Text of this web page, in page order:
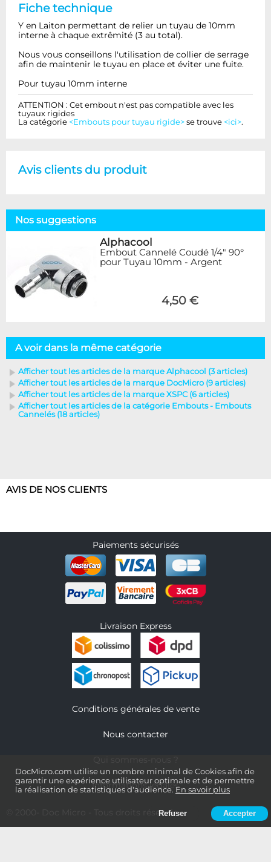
DocMicro.com utilise un nombre minimal de Cookies afin de
garantir une expérience utilisateur optimale et de permettre
la réalisation de statistiques d'audience. En savoir plus
Refuser Accepter
Fiche technique
Y en Laiton permettant de relier un tuyau de 10mm
interne à chaque extrêmité (3 au total).
Nous vous conseillons l'utilisation de collier de serrage
afin de maintenir le tuyau en place et éviter une fuite.
Pour tuyau 10mm interne
ATTENTION : Cet embout n'est pas compatible avec les
tuyaux rigides
La catégorie <Embouts pour tuyau rigide> se trouve <ici>.
Avis clients du produit
Nos suggestions
Alphacool
Embout Cannelé Coudé 1/4" 90°
pour Tuyau 10mm - Argent
4,50 €
A voir dans la même catégorie
Afficher tout les articles de la marque Alphacool (3 articles)
Afficher tout les articles de la marque DocMicro (9 articles)
Afficher tout les articles de la marque XSPC (6 articles)
Afficher tout les articles de la catégorie Embouts - Embouts
Cannelés (18 articles)
AVIS DE NOS CLIENTS
Paiements sécurisés
Livraison Express
Conditions générales de vente
Nous contacter
Informations légales
- Tous droits réservés